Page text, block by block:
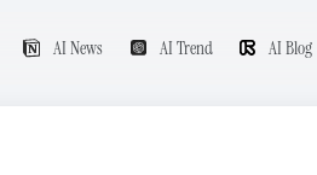
AI News AI Trend AI Blog